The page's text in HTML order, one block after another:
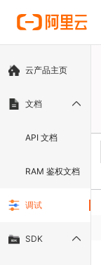
云产品主页
文档
API 文档
RAM 鉴权文档
调试
SDK